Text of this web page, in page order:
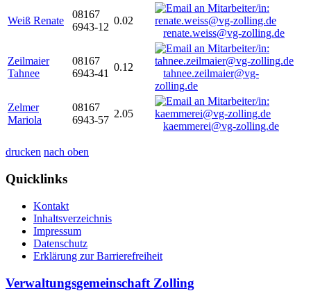
Weiß Renate
08167
6943-12
0.02
renate.weiss@vg-zolling.de
Zeilmaier
Tahnee
08167
6943-41
0.12
tahnee.zeilmaier@vg-
zolling.de
Zelmer
Mariola
08167
6943-57
2.05
kaemmerei@vg-zolling.de
drucken nach oben
Quicklinks
Kontakt
Inhaltsverzeichnis
Impressum
Datenschutz
Erklärung zur Barrierefreiheit
Verwaltungsgemeinschaft Zolling